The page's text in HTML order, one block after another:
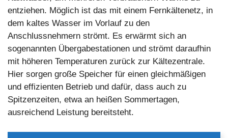
entziehen. Möglich ist das mit einem Fernkältenetz, in
dem kaltes Wasser im Vorlauf zu den
Anschlussnehmern strömt. Es erwärmt sich an
sogenannten Übergabestationen und strömt daraufhin
mit höheren Temperaturen zurück zur Kältezentrale.
Hier sorgen große Speicher für einen gleichmäßigen
und effizienten Betrieb und dafür, dass auch zu
Spitzenzeiten, etwa an heißen Sommertagen,
ausreichend Leistung bereitsteht.